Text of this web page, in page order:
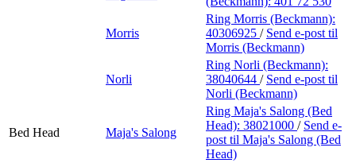
Morris
Ring Morris (Beckmann):
40306925 / Send e-post til
Morris (Beckmann)
Norli
Ring Norli (Beckmann):
38040644 / Send e-post til
Norli (Beckmann)
Bed Head Maja's Salong
Ring Maja's Salong (Bed
Head): 38021000 / Send e-
post til Maja's Salong (Bed
Head)